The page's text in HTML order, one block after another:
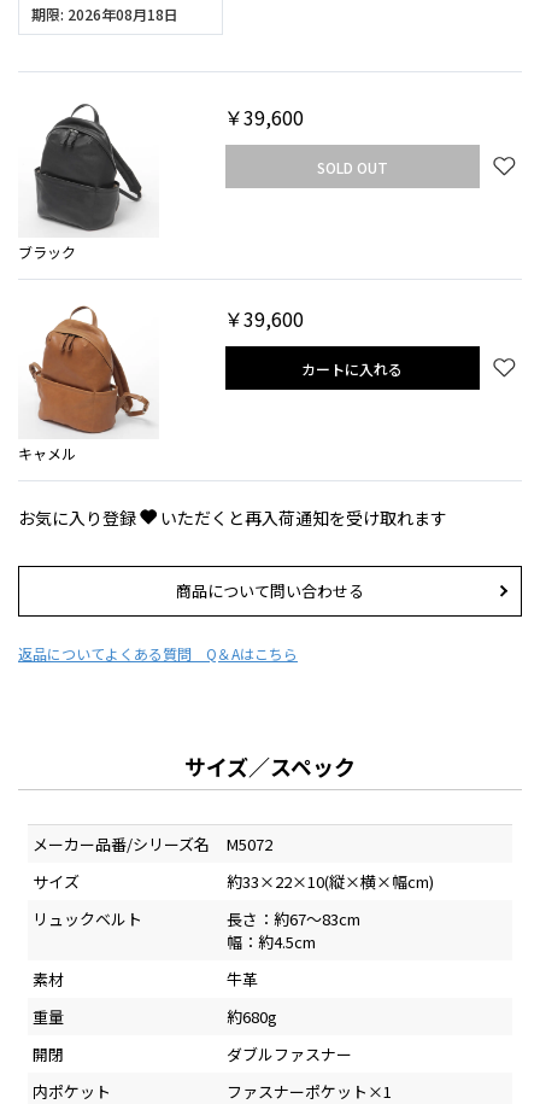
期限: 2026年08月18日
ブラック
￥39,600
SOLD OUT
キャメル
￥39,600
カートに入れる
お気に入り登録 いただくと再入荷通知を受け取れます
商品について問い合わせる
返品についてよくある質問 Q＆Aはこちら
サイズ／スペック
メーカー品番/シリーズ名
M5072
サイズ
約33×22×10(縦×横×幅cm)
リュックベルト
長さ：約67～83cm
幅：約4.5cm
素材
牛革
重量
約680g
開閉
ダブルファスナー
内ポケット
ファスナーポケット×1